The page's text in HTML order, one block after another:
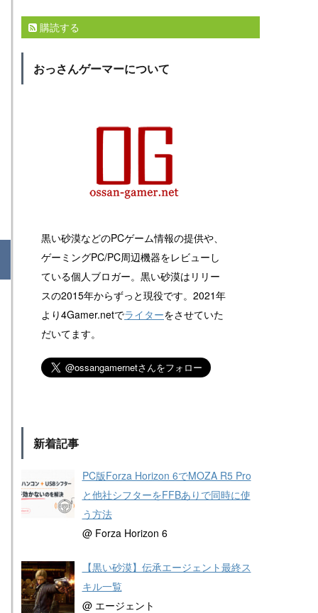
購読する
おっさんゲーマーについて
黒い砂漠などのPCゲーム情報の提供や、
ゲーミングPC/PC周辺機器をレビューし
ている個人ブロガー。黒い砂漠はリリー
スの2015年からずっと現役です。2021年
より4Gamer.netでライターをさせていた
だいてます。
新着記事
PC版Forza Horizon 6でMOZA R5 Pro
と他社シフターをFFBありで同時に使
う方法
@ Forza Horizon 6
【黒い砂漠】伝承エージェント最終ス
キル一覧
@ エージェント